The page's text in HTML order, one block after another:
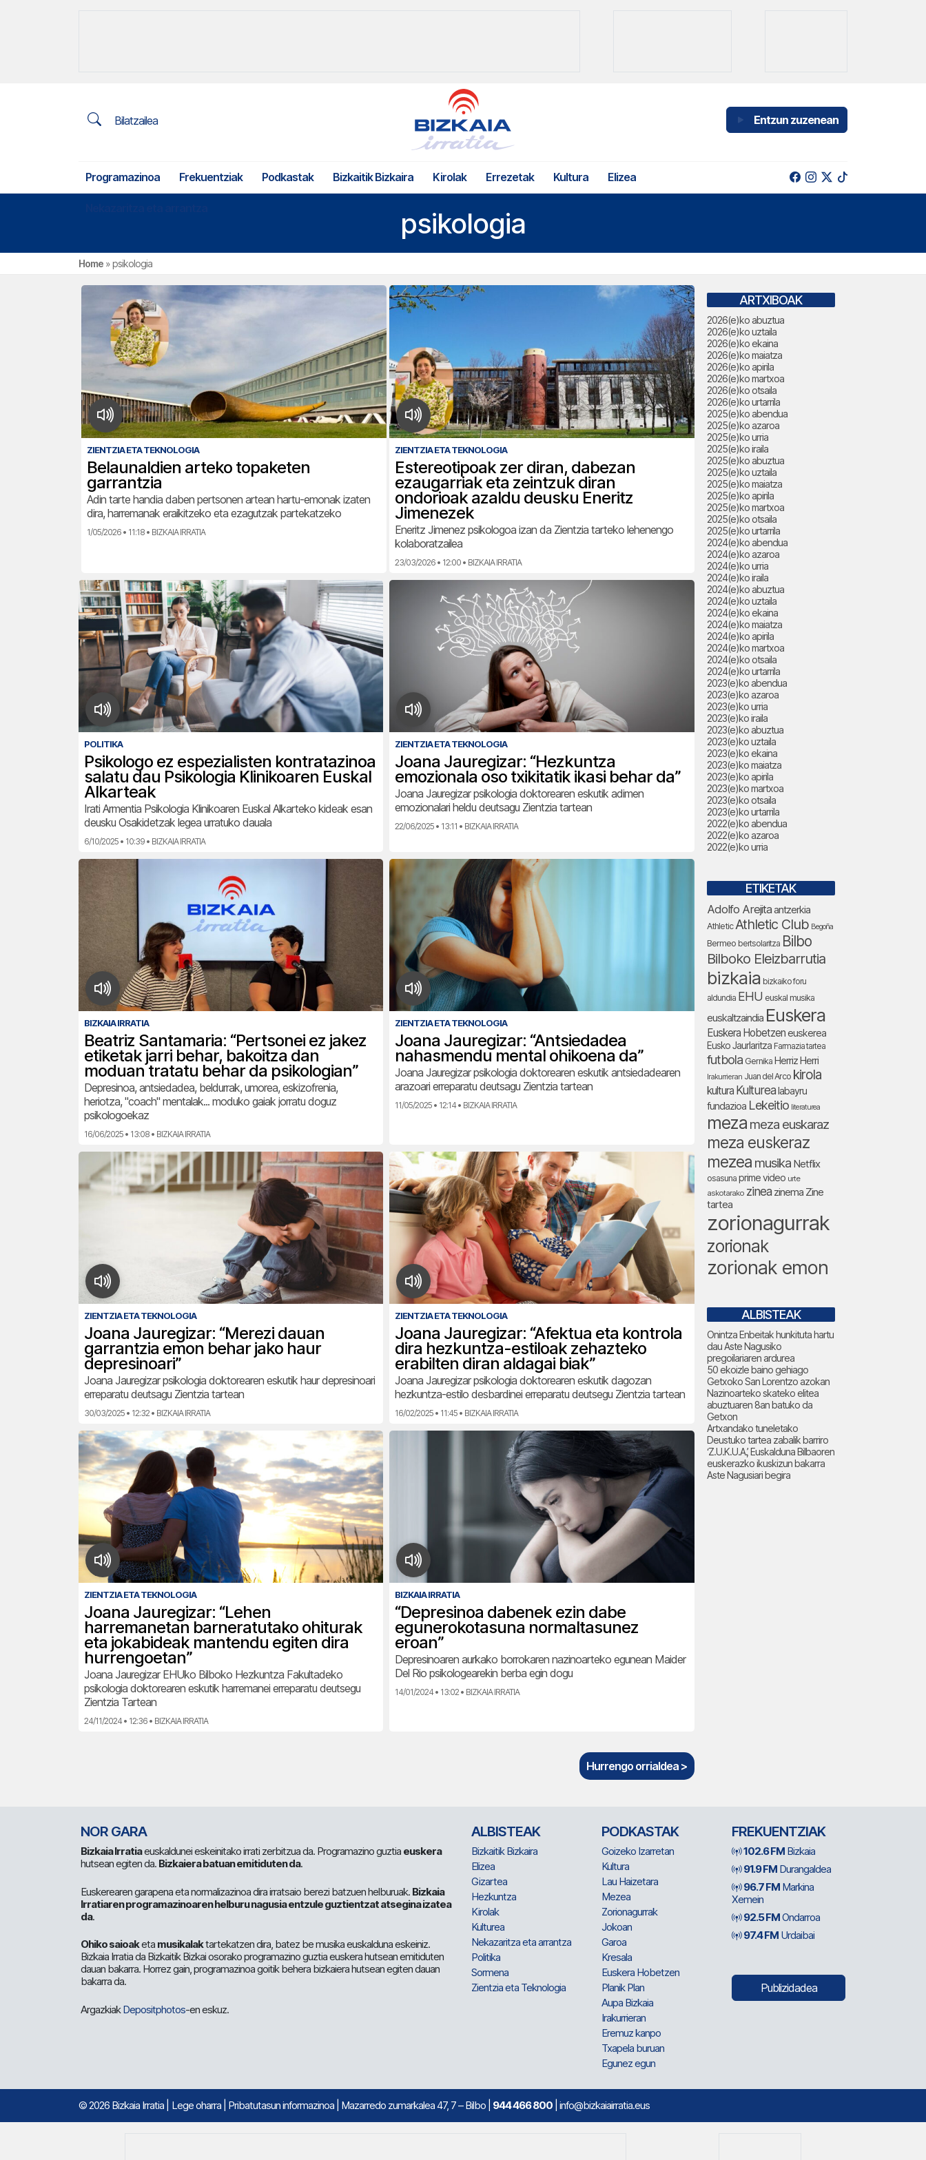
Bilatzailea Entzun zuzenean
Programazinoa Frekuentziak Podkastak Bizkaitik Bizkaira Kirolak Errezetak Kultura Elizea
psikologia
Home »psikologia
ZIENTZIA ETA TEKNOLOGIA
Belaunaldien arteko topaketen
garrantzia
Adin tarte handia daben pertsonen artean hartu-emonak izaten
dira, harremanak eraikitzeko eta ezagutzak partekatzeko
1/05/2026 • 11:18 • BIZKAIA IRRATIA
ZIENTZIA ETA TEKNOLOGIA
Estereotipoak zer diran, dabezan
ezaugarriak eta zeintzuk diran
ondorioak azaldu deusku Eneritz
Jimenezek
Eneritz Jimenez psikologoa izan da Zientzia tarteko lehenengo
kolaboratzailea
23/03/2026 • 12:00 • BIZKAIA IRRATIA
POLITIKA
Psikologo ez espezialisten kontratazinoa
salatu dau Psikologia Klinikoaren Euskal
Alkarteak
Irati Armentia Psikologia Klinikoaren Euskal Alkarteko kideak esan
deusku Osakidetzak legea urratuko dauala
6/10/2025 • 10:39 • BIZKAIA IRRATIA
ZIENTZIA ETA TEKNOLOGIA
Joana Jauregizar: “Hezkuntza
emozionala oso txikitatik ikasi behar da”
Joana Jauregizar psikologia doktorearen eskutik adimen
emozionalari heldu deutsagu Zientzia tartean
22/06/2025 • 13:11 • BIZKAIA IRRATIA
BIZKAIA IRRATIA
Beatriz Santamaria: “Pertsonei ez jakez
etiketak jarri behar, bakoitza dan
moduan tratatu behar da psikologian”
Depresinoa, antsiedadea, beldurrak, umorea, eskizofrenia,
heriotza, "coach" mentalak... moduko gaiak jorratu doguz
psikologoekaz
16/06/2025 • 13:08 • BIZKAIA IRRATIA
ZIENTZIA ETA TEKNOLOGIA
Joana Jauregizar: “Antsiedadea
nahasmendu mental ohikoena da”
Joana Jauregizar psikologia doktorearen eskutik antsiedadearen
arazoari erreparatu deutsagu Zientzia tartean
11/05/2025 • 12:14 • BIZKAIA IRRATIA
ZIENTZIA ETA TEKNOLOGIA
Joana Jauregizar: “Merezi dauan
garrantzia emon behar jako haur
depresinoari”
Joana Jauregizar psikologia doktorearen eskutik haur depresinoari
erreparatu deutsagu Zientzia tartean
30/03/2025 • 12:32 • BIZKAIA IRRATIA
ZIENTZIA ETA TEKNOLOGIA
Joana Jauregizar: “Afektua eta kontrola
dira hezkuntza-estiloak zehazteko
erabilten diran aldagai biak”
Joana Jauregizar psikologia doktorearen eskutik dagozan
hezkuntza-estilo desbardinei erreparatu deutsegu Zientzia tartean
16/02/2025 • 11:45 • BIZKAIA IRRATIA
ZIENTZIA ETA TEKNOLOGIA
Joana Jauregizar: “Lehen
harremanetan barneratutako ohiturak
eta jokabideak mantendu egiten dira
hurrengoetan”
Joana Jauregizar EHUko Bilboko Hezkuntza Fakultadeko
psikologia doktorearen eskutik harremanei erreparatu deutsegu
Zientzia Tartean
24/11/2024 • 12:36 • BIZKAIA IRRATIA
BIZKAIA IRRATIA
“Depresinoa dabenek ezin dabe
egunerokotasuna normaltasunez
eroan”
Depresinoaren aurkako borrokaren nazinoarteko egunean Maider
Del Rio psikologearekin berba egin dogu
14/01/2024 • 13:02 • BIZKAIA IRRATIA
Hurrengo orrialdea >
ARTXIBOAK
2026(e)ko abuztua
2026(e)ko uztaila
2026(e)ko ekaina
2026(e)ko maiatza
2026(e)ko apirila
2026(e)ko martxoa
2026(e)ko otsaila
2026(e)ko urtarrila
2025(e)ko abendua
2025(e)ko azaroa
2025(e)ko urria
2025(e)ko iraila
2025(e)ko abuztua
2025(e)ko uztaila
2025(e)ko maiatza
2025(e)ko apirila
2025(e)ko martxoa
2025(e)ko otsaila
2025(e)ko urtarrila
2024(e)ko abendua
2024(e)ko azaroa
2024(e)ko urria
2024(e)ko iraila
2024(e)ko abuztua
2024(e)ko uztaila
2024(e)ko ekaina
2024(e)ko maiatza
2024(e)ko apirila
2024(e)ko martxoa
2024(e)ko otsaila
2024(e)ko urtarrila
2023(e)ko abendua
2023(e)ko azaroa
2023(e)ko urria
2023(e)ko iraila
2023(e)ko abuztua
2023(e)ko uztaila
2023(e)ko ekaina
2023(e)ko maiatza
2023(e)ko apirila
2023(e)ko martxoa
2023(e)ko otsaila
2023(e)ko urtarrila
2022(e)ko abendua
2022(e)ko azaroa
2022(e)ko urria
ETIKETAK
Adolfo Arejitaantzerkia
Athletic Athletic Club Begoña
Bermeo bertsolaritza Bilbo
Bilboko Eleizbarrutia
bizkaia bizkaiko foru
aldundia EHU euskal musika
euskaltzaindia Euskera
Euskera Hobetzeneuskerea
Eusko Jaurlaritza Farmazia tartea
futbola Gernika Herriz Herri
Irakurrieran Juan del Arco kirola
kultura Kulturealabayru
fundazioa Lekeitio literaturea
meza meza euskaraz
meza euskeraz
mezea musika Netflix
osasuna prime video urte
askotarako zinea zinema Zine
tartea
zorionagurrak
zorionak
zorionak emon
ALBISTEAK
Onintza Enbeitak hunkituta hartu
dau Aste Nagusiko
pregoilariaren ardurea
50 ekoizle baino gehiago
Getxoko San Lorentzo azokan
Nazinoarteko skateko elitea
abuztuaren 8an batuko da
Getxon
Artxandako tuneletako
Deustuko tartea zabalik barriro
‘Z.U.K.U.A.’, Euskalduna Bilbaoren
euskerazko ikuskizun bakarra
Aste Nagusiari begira
NOR GARA
Bizkaia Irratiaeuskaldunei eskeinitako irrati zerbitzua da. Programazino guztia euskera
hutsean egiten da. Bizkaiera batuan emitiduten da.
Euskerearen garapena eta normalizazinoa dira irratsaio berezi batzuen helburuak. Bizkaia
Irratiaren programazinoaren helburu nagusia entzule guztientzat atsegina izatea
da.
Ohiko saioaketa musikalaktartekatzen dira, batez be musika euskalduna eskeiniz.
Bizkaia Irratia da Bizkaitik Bizkai osorako programazino guztia euskera hutsean emitiduten
dauan bakarra. Horrez gain, programazinoa goitik behera bizkaiera hutsean egiten dauan
bakarra da.
ArgazkiakDepositphotos-en eskuz.
ALBISTEAK
Bizkaitik Bizkaira
Elizea
Gizartea
Hezkuntza
Kirolak
Kulturea
Nekazaritza eta arrantza
Politika
Sormena
Zientzia eta Teknologia
PODKASTAK
Goizeko Izarretan
Kultura
Lau Haizetara
Mezea
Zorionagurrak
Jokoan
Garoa
Kresala
Euskera Hobetzen
Planik Plan
Aupa Bizkaia
Irakurrieran
Eremuz kanpo
Txapela buruan
Egunez egun
FREKUENTZIAK
102.6 FM Bizkaia
91.9 FM Durangaldea
96.7 FM Markina
Xemein
92.5 FMOndarroa
97.4 FM Urdaibai
Publizidadea
© 2026 Bizkaia Irratia Lege oharra Pribatutasun informazinoa | Mazarredo zumarkalea 47, 7 – Bilbo | 944 466 800 | info@bizkaiairratia.eus